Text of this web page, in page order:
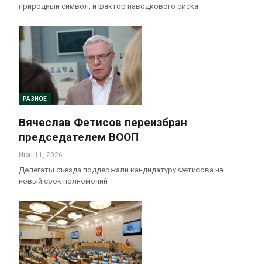
природный символ, и фактор паводкового риска
РАЗНОЕ
Вячеслав Фетисов переизбран
председателем ВООП
Июн 11, 2026
Делегаты съезда поддержали кандидатуру Фетисова на
новый срок полномочий